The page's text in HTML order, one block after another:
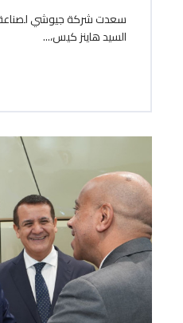
سعدت شركة جيوشي لصناعة
السيد هاينز كيس،...